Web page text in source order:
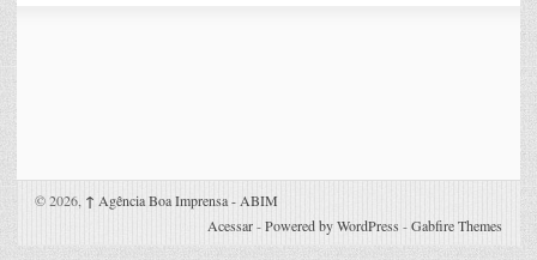
© 2026, ↑ Agência Boa Imprensa - ABIM
Acessar-Powered by WordPress -Gabfire Themes